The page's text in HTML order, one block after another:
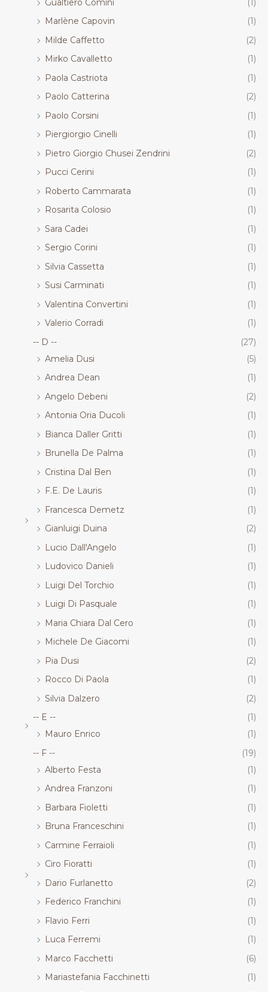
Gualtiero Comini
(1)
Marlène Capovin
(1)
Milde Caffetto
(2)
Mirko Cavalletto
(1)
Paola Castriota
(1)
Paolo Catterina
(2)
Paolo Corsini
(1)
Piergiorgio Cinelli
(1)
Pietro Giorgio Chusei Zendrini
(2)
Pucci Cerini
(1)
Roberto Cammarata
(1)
Rosarita Colosio
(1)
Sara Cadei
(1)
Sergio Corini
(1)
Silvia Cassetta
(1)
Susi Carminati
(1)
Valentina Convertini
(1)
Valerio Corradi
(1)
-- D --
(27)
Amelia Dusi
(5)
Andrea Dean
(1)
Angelo Debeni
(2)
Antonia Oria Ducoli
(1)
Bianca Daller Gritti
(1)
Brunella De Palma
(1)
Cristina Dal Ben
(1)
F.E. De Lauris
(1)
Francesca Demetz
(1)
Gianluigi Duina
(2)
Lucio Dall'Angelo
(1)
Ludovico Danieli
(1)
Luigi Del Torchio
(1)
Luigi Di Pasquale
(1)
Maria Chiara Dal Cero
(1)
Michele De Giacomi
(1)
Pia Dusi
(2)
Rocco Di Paola
(1)
Silvia Dalzero
(2)
-- E --
(1)
Mauro Enrico
(1)
-- F --
(19)
Alberto Festa
(1)
Andrea Franzoni
(1)
Barbara Fioletti
(1)
Bruna Franceschini
(1)
Carmine Ferraioli
(1)
Ciro Fioratti
(1)
Dario Furlanetto
(2)
Federico Franchini
(1)
Flavio Ferri
(1)
Luca Ferremi
(1)
Marco Facchetti
(6)
Mariastefania Facchinetti
(1)